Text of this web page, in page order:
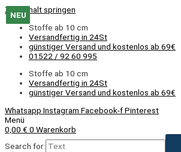
Zum Inhalt springen
Stoffe ab 10 cm
Versandfertig in 24St
günstiger Versand und kostenlos ab 69€
01522 / 92 60 995
Stoffe ab 10 cm
Versandfertig in 24St
günstiger Versand und kostenlos ab 69€
Whatsapp Instagram Facebook-fPinterest
Menü
0,00 € 0 Warenkorb
Search for:
NEU
NEU
NEU
NEU
NEU
NEU
NEU
NEU
NEU